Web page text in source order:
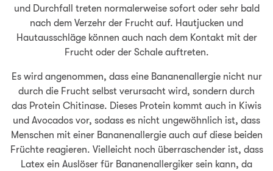
und Durchfall treten normalerweise sofort oder sehr bald
nach dem Verzehr der Frucht auf. Hautjucken und
Hautausschläge können auch nach dem Kontakt mit der
Frucht oder der Schale auftreten.
Es wird angenommen, dass eine Bananenallergie nicht nur
durch die Frucht selbst verursacht wird, sondern durch
das Protein Chitinase. Dieses Protein kommt auch in Kiwis
und Avocados vor, sodass es nicht ungewöhnlich ist, dass
Menschen mit einer Bananenallergie auch auf diese beiden
Früchte reagieren. Vielleicht noch überraschender ist, dass
Latex ein Auslöser für Bananenallergiker sein kann, da